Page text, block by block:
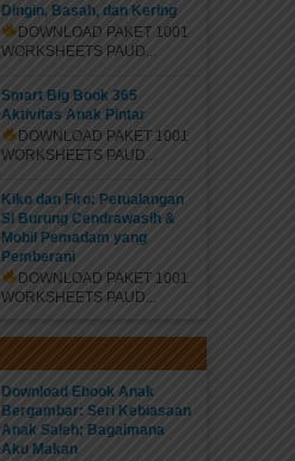
Dingin, Basah, dan Kering
DOWNLOAD PAKET 1001
WORKSHEETS PAUD...
Smart Big Book 365
Aktivitas Anak Pintar
DOWNLOAD PAKET 1001
WORKSHEETS PAUD...
Kiko dan Firo: Petualangan
Si Burung Cendrawasih &
Mobil Pemadam yang
Pemberani
DOWNLOAD PAKET 1001
WORKSHEETS PAUD...
Download Ebook Anak
Bergambar: Seri Kebiasaan
Anak Saleh; Bagaimana
Aku Makan